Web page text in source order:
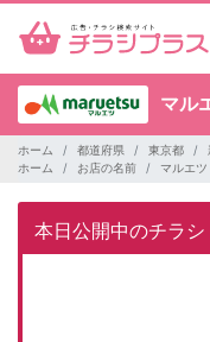
マル
ホーム 都道府県 東京都
ホーム
お店の名前 マルエツ
本日公開中のチラシ